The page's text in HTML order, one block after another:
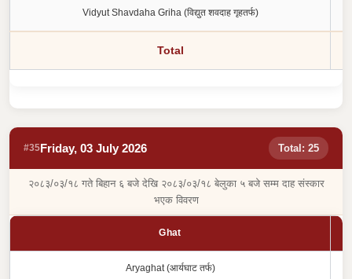
Vidyut Shavdaha Griha (विद्युत शवदाह गृहतर्फ)
Total
#35Friday, 03 July 2026 Total: 25
२०८३/०३/१८ गते बिहान ६ बजे देखि २०८३/०३/१८ बेलुका ५ बजे सम्म दाह संस्कार
भएक विवरण
Ghat
Aryaghat (आर्यघाट तर्फ)